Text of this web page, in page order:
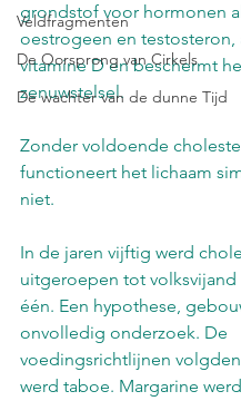
Veldfragmenten
De Oorsprong van Cirkels
De wachter van de dunne Tijd
grondstof voor hormonen
oestrogeen en testosteron,
vitamine D en beschermt
zenuwstelsel.
Zonder voldoende
functioneert het lichaam
niet.
In de jaren vijftig werd
uitgeroepen tot volksvijand
één. Een hypothese,
onvolledig onderzoek. De
voedingsrichtlijnen
werd taboe. Margarine werd